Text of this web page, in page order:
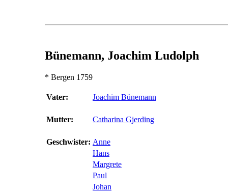
Bünemann, Joachim Ludolph
* Bergen 1759
Vater: Joachim Bünemann
Mutter: Catharina Gjerding
Geschwister: Anne
Hans
Margrete
Paul
Johan